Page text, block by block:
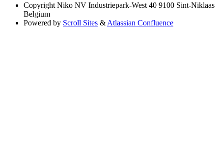
Copyright Niko NV Industriepark-West 40 9100 Sint-Niklaas
Belgium
Powered by Scroll Sites & Atlassian Confluence